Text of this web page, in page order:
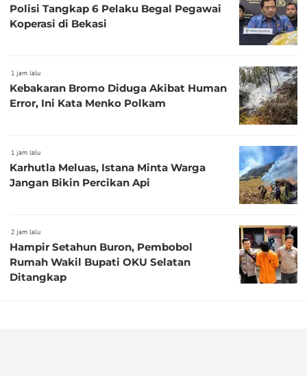
Polisi Tangkap 6 Pelaku Begal Pegawai
Koperasi di Bekasi
1 jam lalu
Kebakaran Bromo Diduga Akibat Human
Error, Ini Kata Menko Polkam
1 jam lalu
Karhutla Meluas, Istana Minta Warga
Jangan Bikin Percikan Api
2 jam lalu
Hampir Setahun Buron, Pembobol
Rumah Wakil Bupati OKU Selatan
Ditangkap